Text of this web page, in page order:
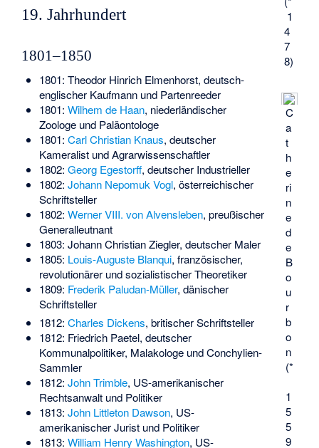
1
4
7
8)
C
a
t
h
e
ri
n
e
d
e
B
o
u
r
b
o
n
(*
1
5
5
9
19. Jahrhundert
1801–1850
1801: Theodor Hinrich Elmenhorst, deutsch-
englischer Kaufmann und Partenreeder
1801: Wilhem de Haan, niederländischer
Zoologe und Paläontologe
1801: Carl Christian Knaus, deutscher
Kameralist und Agrarwissenschaftler
1802: Georg Egestorff, deutscher Industrieller
1802: Johann Nepomuk Vogl, österreichischer
Schriftsteller
1802: Werner VIII. von Alvensleben, preußischer
Generalleutnant
1803: Johann Christian Ziegler, deutscher Maler
1805: Louis-Auguste Blanqui, französischer,
revolutionärer und sozialistischer Theoretiker
1809: Frederik Paludan-Müller, dänischer
Schriftsteller
1812: Charles Dickens, britischer Schriftsteller
1812: Friedrich Paetel, deutscher
Kommunalpolitiker, Malakologe und Conchylien-
Sammler
1812: John Trimble, US-amerikanischer
Rechtsanwalt und Politiker
1813: John Littleton Dawson, US-
amerikanischer Jurist und Politiker
1813: William Henry Washington, US-